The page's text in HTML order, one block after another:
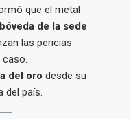
que el metal
de la sede
las pericias
caso.
del oro desde su
del país.